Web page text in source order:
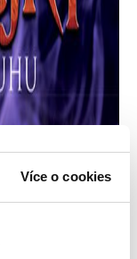
Více o cookies